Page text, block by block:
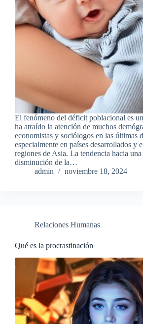
El fenómeno del déficit poblacional es
ha atraído la atención de muchos
economistas y sociólogos en las últimas
especialmente en países desarrollados y
regiones de Asia. La tendencia hacia una
disminución de la…
admin
noviembre 18, 2024
Relaciones Humanas
Qué es la procrastinación